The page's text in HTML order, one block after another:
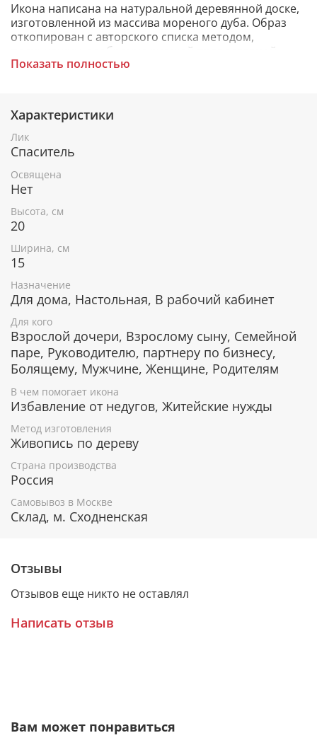
Икона написана на натуральной деревянной доске,
изготовленной из массива мореного дуба. Образ
откопирован с авторского списка методом,
получившим одобрение русской православной
церкви.
При окончательном оформлении образа
использовались специальные фронтажные грунты,
выравнивающие лаки и темперные краски. Венец и
поля иконы вручную украшены рельефным
орнаментом и натуральным жемчугом или
полудрагоценными камнями.
Господне
Очищение от грехов.
Исцеление от телесных и духовных недугов.
Защита и спасение родных и близких.
Поиск истины.
Укрепление веры.
Получение ответов на сложные жизненные
вопросы.
Гарантия подлинности
К каждому живописному образу прикладывается
номерное свидетельство, в котором подробно
расписана вся информация об иконе:
Имя художника,
Материалы, из которых она изготовлена,
Подарочная упаковка
Каждая икона размещается в красивой деревянной
Образ
Показать полностью
Характеристики
Лик
Спаситель
Освящена
Нет
Высота, см
20
Ширина, см
15
Назначение
Для дома, Настольная, В рабочий кабинет
Для кого
Взрослой дочери, Взрослому сыну, Семейной
паре, Руководителю, партнеру по бизнесу,
Болящему, Мужчине, Женщине, Родителям
В чем помогает икона
Избавление от недугов, Житейские нужды
Метод изготовления
Живопись по дереву
Страна производства
Россия
Самовывоз в Москве
Склад, м. Сходненская
Отзывы
Отзывов еще никто не оставлял
Написать отзыв
Вам может понравиться